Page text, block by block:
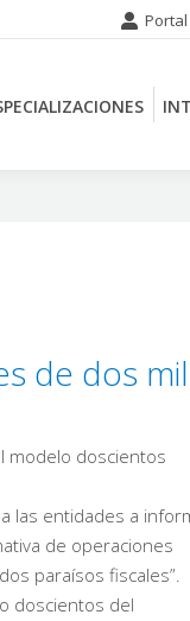
de dos mil
modelo doscientos
las entidades a
de operaciones
paraísos fiscales”.
doscientos del